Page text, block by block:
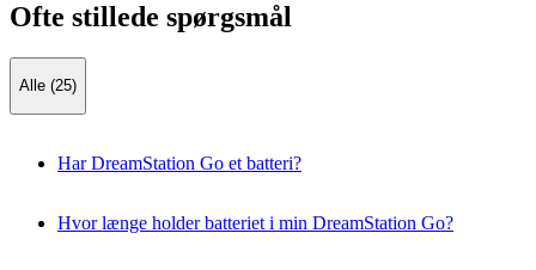
Ofte stillede spørgsmål
Alle (25)
Har DreamStation Go et batteri?
Hvor længe holder batteriet i min DreamStation Go?